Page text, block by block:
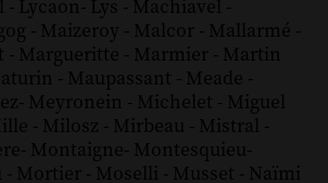
- Lycaon- Lys - Machiavel -
- Maizeroy - Malcor - Mallarmé -
- Margueritte - Marmier - Martin
- Maupassant - Meade -
- Meyronein - Michelet - Miguel
- Milosz - Mirbeau - Mistral -
- Montaigne- Montesquieu-
- Mortier - Moselli - Musset - Naïmi